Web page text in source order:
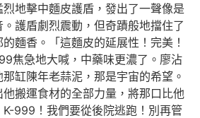
地擊中麵皮護盾，發出了一聲像是
。護盾劇烈震動，但奇蹟般地擋住了
麵香。「這麵皮的延展性！完美！
焦急地大喊，中藥味更濃了。廖沾
缸陳年老蒜泥，那是宇宙的希望。
搬運食材的全部力量，將那口比他
999！我們要從後院逃跑！別再管